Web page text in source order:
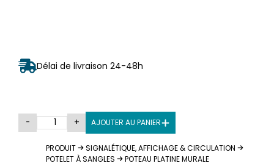
PRODUIT
SIGNALÉTIQUE, AFFICHAGE & CIRCULATION
POTELET À SANGLES
POTEAU PLATINE MURALE
Délai de livraison 24-48h
- + AJOUTER AU PANIER